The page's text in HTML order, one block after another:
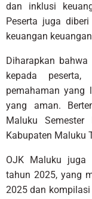
dan inklusi
Peserta juga
keuangan
Diharapkan
kepada
pemahaman yang
yang aman.
Maluku
Kabupaten Maluku
OJK Maluku juga
tahun 2025, yang
2025 dan kompilasi